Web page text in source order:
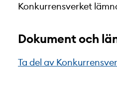
Konkurrensverket
Dokument och
Ta del av